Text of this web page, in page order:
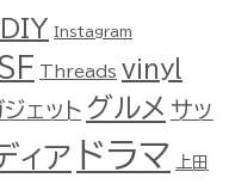
DIY Instagram
SF Threads vinyl
ェット グルメ サッ
ィア ドラマ 上田